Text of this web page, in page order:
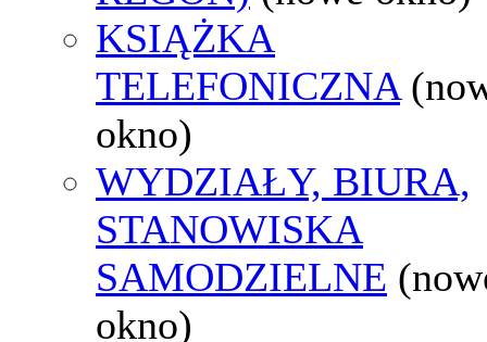
KSIĄŻKA
TELEFONICZNA
okno)
WYDZIAŁY, BIURA,
STANOWISKA
SAMODZIELNE
okno)